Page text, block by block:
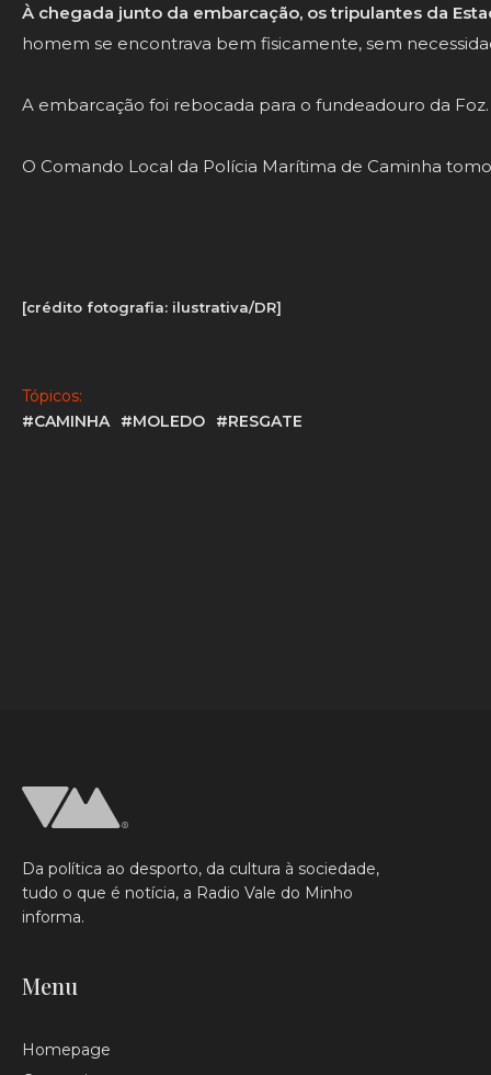
À chegada junto da embarcação, os tripulantes da
homem se encontrava bem fisicamente, sem
A embarcação foi rebocada para o fundeadouro da Foz.
O Comando Local da Polícia Marítima de Caminha
[crédito fotografia: ilustrativa/DR]
Tópicos:
#CAMINHA
#MOLEDO #RESGATE
Da política ao desporto, da cultura à sociedade,
tudo o que é notícia, a Radio Vale do Minho
informa.
Menu
Homepage